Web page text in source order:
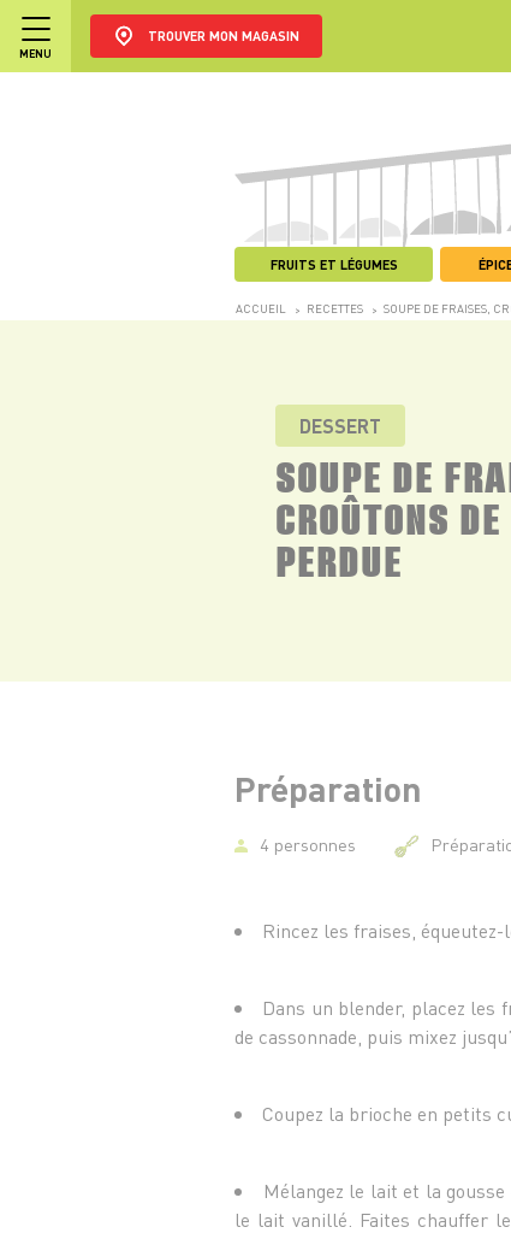
MENU
TROUVER MON MAGASIN
FRUITS ET LÉGUMES
ACCUEIL > RECETTES > SOUPE DE FRAISES,
DESSERT
SOUPE DE
CROÛTONS
PERDUE
Préparation
4 personnes
Rincez les fraises,
Dans un blender, placez les
de cassonnade, puis mixez
Coupez la brioche en petits
Mélangez le lait et la
le lait vanillé. Faites chauffer